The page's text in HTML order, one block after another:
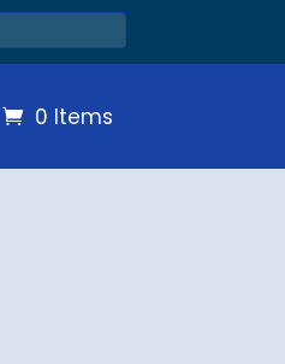
0 Items